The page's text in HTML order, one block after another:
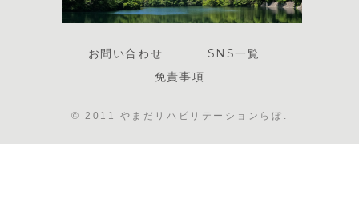
お問い合わせ
SNS一覧
免責事項
© 2011 やまだリハビリテーションらぼ.